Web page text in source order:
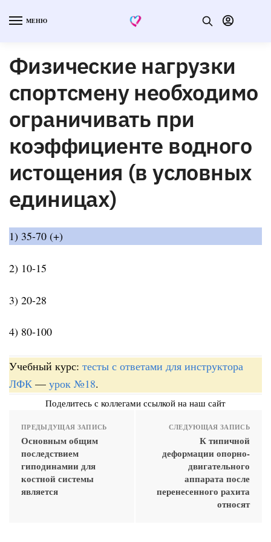
МЕНЮ
Физические нагрузки
спортсмену необходимо
ограничивать при
коэффициенте водного
истощения (в условных
единицах)
1) 35-70 (+)
2) 10-15
3) 20-28
4) 80-100
Учебный курс: тесты с ответами для инструктора
ЛФК — урок №18.
Поделитесь с коллегами ссылкой на наш сайт
ПРЕДЫДУЩАЯ ЗАПИСЬ
Основным общим
последствием
гиподинамии для
костной системы
является
СЛЕДУЮЩАЯ ЗАПИСЬ
К типичной
деформации опорно-
двигательного
аппарата после
перенесенного рахита
относят